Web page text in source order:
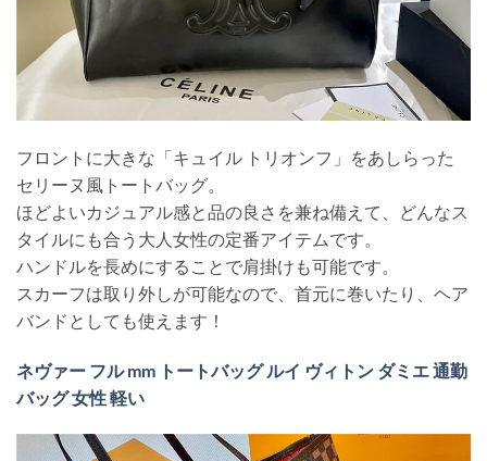
フロントに大きな「キュイル トリオンフ」をあしらった
セリーヌ風トートバッグ。
ほどよいカジュアル感と品の良さを兼ね備えて、どんなス
タイルにも合う大人女性の定番アイテムです。
ハンドルを長めにすることで肩掛けも可能です。
スカーフは取り外しが可能なので、首元に巻いたり、ヘア
バンドとしても使えます！
ネヴァー フル mm トートバッグ ルイ ヴィトン ダミエ 通勤
バッグ 女性 軽い